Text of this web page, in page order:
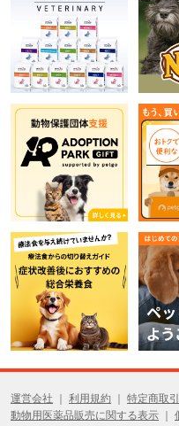
運営会社 利用規約
特定商取
動物用医薬品販売に関する表示